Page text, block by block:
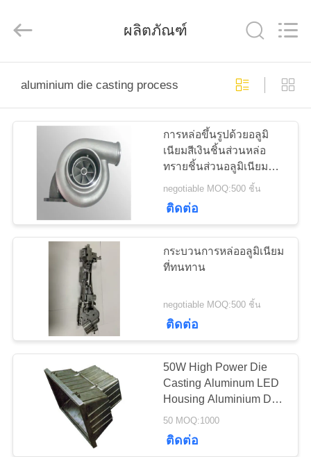
บ้าน
สินค้า
เกี่ยว
ทัวร์
โรงงาน
LiFong(HK)
Industrial
ผลิตภัณฑ์
aluminium die casting process
การหล่อขึ้นรูปด้วยอลูมิ
เนียมสีเงินชิ้นส่วนหล่อ
ทรายชิ้นส่วนอลูมิเนียม
Die Casting ชิ้นงานแรง
Precision Anodizing
negotiable MOQ:500 ชิ้น
ติดต่อ
กระบวนการหล่ออลูมิเนียม
ที่ทนทาน
negotiable MOQ:500 ชิ้น
ติดต่อ
50W High Power Die
Casting Aluminum LED
Housing Aluminium Die
Casting Process
50 MOQ:1000
ติดต่อ